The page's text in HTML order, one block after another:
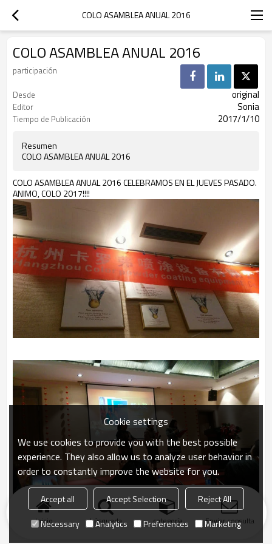
COLO ASAMBLEA ANUAL 2016
COLO ASAMBLEA ANUAL 2016
participación
Desde
original
Editor Sonia
Tiempo de Publicación 2017/1/10
Resumen
COLO ASAMBLEA ANUAL 2016
COLO ASAMBLEA ANUAL 2016 CELEBRAMOS EN EL JUEVES PASADO.
ANIMO, COLO 2017!!!!
Inicio búsqueda categoría Enviar consulta
Cookie settings
We use cookies to provide you with the best possible
experience. They also allow us to analyze user behavior in
order to constantly improve the website for you.
Accept all Accept Selection
Reject All
Necessary
Analytics Preferences Marketing